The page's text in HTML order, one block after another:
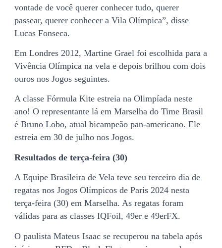
vontade de você querer conhecer tudo, querer
passear, querer conhecer a Vila Olímpica”, disse
Lucas Fonseca.
Em Londres 2012, Martine Grael foi escolhida para a
Vivência Olímpica na vela e depois brilhou com dois
ouros nos Jogos seguintes.
A classe Fórmula Kite estreia na Olimpíada neste
ano! O representante lá em Marselha do Time Brasil
é Bruno Lobo, atual bicampeão pan-americano. Ele
estreia em 30 de julho nos Jogos.
Resultados de terça-feira (30)
A Equipe Brasileira de Vela teve seu terceiro dia de
regatas nos Jogos Olímpicos de Paris 2024 nesta
terça-feira (30) em Marselha. As regatas foram
válidas para as classes IQFoil, 49er e 49erFX.
O paulista Mateus Isaac se recuperou na tabela após